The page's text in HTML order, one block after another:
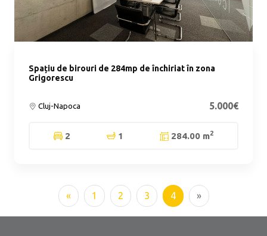
Spațiu de birouri de 284mp de închiriat în zona
Grigorescu
Cluj-Napoca 5.000€
2 1 284.00 m2
« 1 2 3 4 »